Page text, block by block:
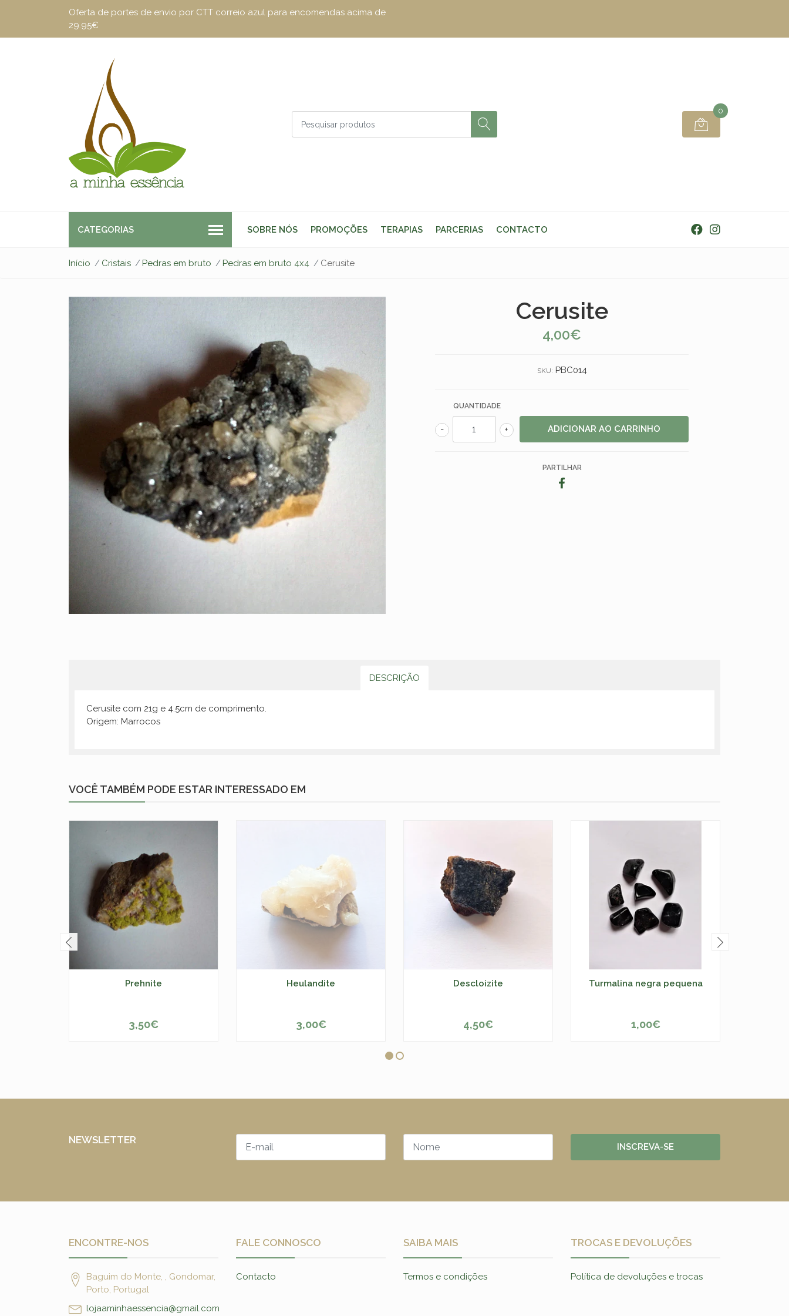
Oferta de portes de envio por CTT correio azul para encomendas acima de
29.95€
0
CATEGORIAS SOBRE NÓS PROMOÇÕES TERAPIAS PARCERIAS CONTACTO
Início Cristais Pedras em bruto Pedras em bruto 4x4 Cerusite
Cerusite
4,00€
SKU: PBC014
QUANTIDADE
+
-
PARTILHAR
DESCRIÇÃO
Cerusite com 21g e 4.5cm de comprimento.
Origem: Marrocos
VOCÊ TAMBÉM PODE ESTAR INTERESSADO EM
Prehnite
+
3,50€
Heulandite
ESGOTADO
3,00€
Descloizite
+
4,50€
Turmalina negra pequena
+
1,00€
NEWSLETTER
INSCREVA-SE
ENCONTRE-NOS
Baguim do Monte, , Gondomar,
Porto, Portugal
lojaaminhaessencia@gmail.com
FALE CONNOSCO
Contacto
SAIBA MAIS
Termos e condições
TROCAS E DEVOLUÇÕES
Política de devoluções e trocas